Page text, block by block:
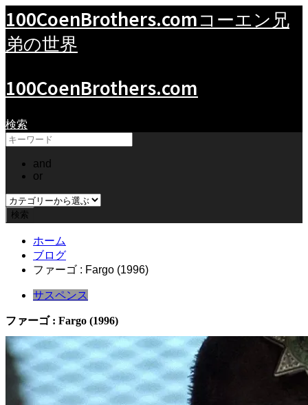
100CoenBrothers.com コーエン兄
弟の世界
100CoenBrothers.com
検索
and
or
ホーム
ブログ
ファーゴ : Fargo (1996)
サスペンス
ファーゴ : Fargo (1996)